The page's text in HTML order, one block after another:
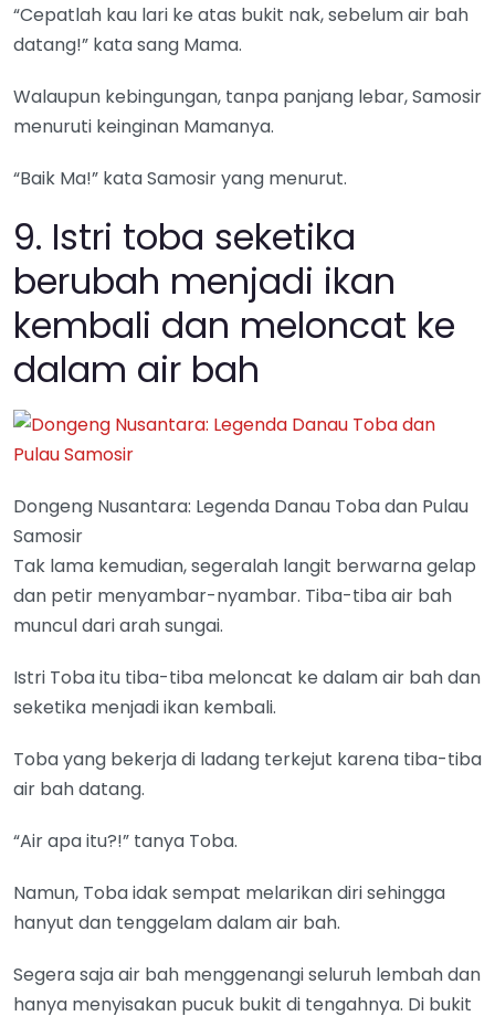
“Cepatlah kau lari ke atas bukit nak, sebelum air bah
datang!” kata sang Mama.
Walaupun kebingungan, tanpa panjang lebar, Samosir
menuruti keinginan Mamanya.
“Baik Ma!” kata Samosir yang menurut.
9. Istri toba seketika
berubah menjadi ikan
kembali dan meloncat ke
dalam air bah
Dongeng Nusantara: Legenda Danau Toba dan Pulau
Samosir
Tak lama kemudian, segeralah langit berwarna gelap
dan petir menyambar-nyambar. Tiba-tiba air bah
muncul dari arah sungai.
Istri Toba itu tiba-tiba meloncat ke dalam air bah dan
seketika menjadi ikan kembali.
Toba yang bekerja di ladang terkejut karena tiba-tiba
air bah datang.
“Air apa itu?!” tanya Toba.
Namun, Toba idak sempat melarikan diri sehingga
hanyut dan tenggelam dalam air bah.
Segera saja air bah menggenangi seluruh lembah dan
hanya menyisakan pucuk bukit di tengahnya. Di bukit